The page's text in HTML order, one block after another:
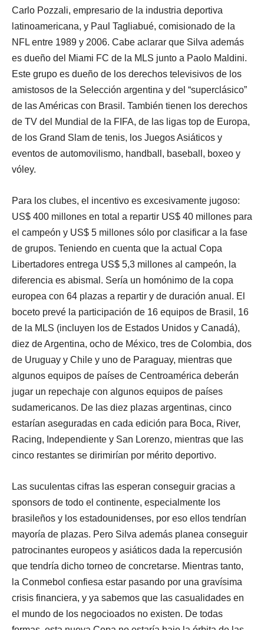
Carlo Pozzali, empresario de la industria deportiva
latinoamericana, y Paul Tagliabué, comisionado de la
NFL entre 1989 y 2006. Cabe aclarar que Silva además
es dueño del Miami FC de la MLS junto a Paolo Maldini.
Este grupo es dueño de los derechos televisivos de los
amistosos de la Selección argentina y del “superclásico”
de las Américas con Brasil. También tienen los derechos
de TV del Mundial de la FIFA, de las ligas top de Europa,
de los Grand Slam de tenis, los Juegos Asiáticos y
eventos de automovilismo, handball, baseball, boxeo y
vóley.
Para los clubes, el incentivo es excesivamente jugoso:
US$ 400 millones en total a repartir US$ 40 millones para
el campeón y US$ 5 millones sólo por clasificar a la fase
de grupos. Teniendo en cuenta que la actual Copa
Libertadores entrega US$ 5,3 millones al campeón, la
diferencia es abismal. Sería un homónimo de la copa
europea con 64 plazas a repartir y de duración anual. El
boceto prevé la participación de 16 equipos de Brasil, 16
de la MLS (incluyen los de Estados Unidos y Canadá),
diez de Argentina, ocho de México, tres de Colombia, dos
de Uruguay y Chile y uno de Paraguay, mientras que
algunos equipos de países de Centroamérica deberán
jugar un repechaje con algunos equipos de países
sudamericanos. De las diez plazas argentinas, cinco
estarían aseguradas en cada edición para Boca, River,
Racing, Independiente y San Lorenzo, mientras que las
cinco restantes se dirimirían por mérito deportivo.
Las suculentas cifras las esperan conseguir gracias a
sponsors de todo el continente, especialmente los
brasileños y los estadounidenses, por eso ellos tendrían
mayoría de plazas. Pero Silva además planea conseguir
patrocinantes europeos y asiáticos dada la repercusión
que tendría dicho torneo de concretarse. Mientras tanto,
la Conmebol confiesa estar pasando por una gravísima
crisis financiera, y ya sabemos que las casualidades en
el mundo de los negocioados no existen. De todas